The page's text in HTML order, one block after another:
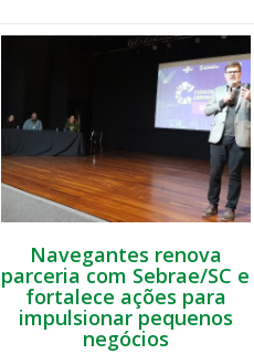
Navegantes renova
parceria com Sebrae/SC e
fortalece ações para
impulsionar pequenos
negócios